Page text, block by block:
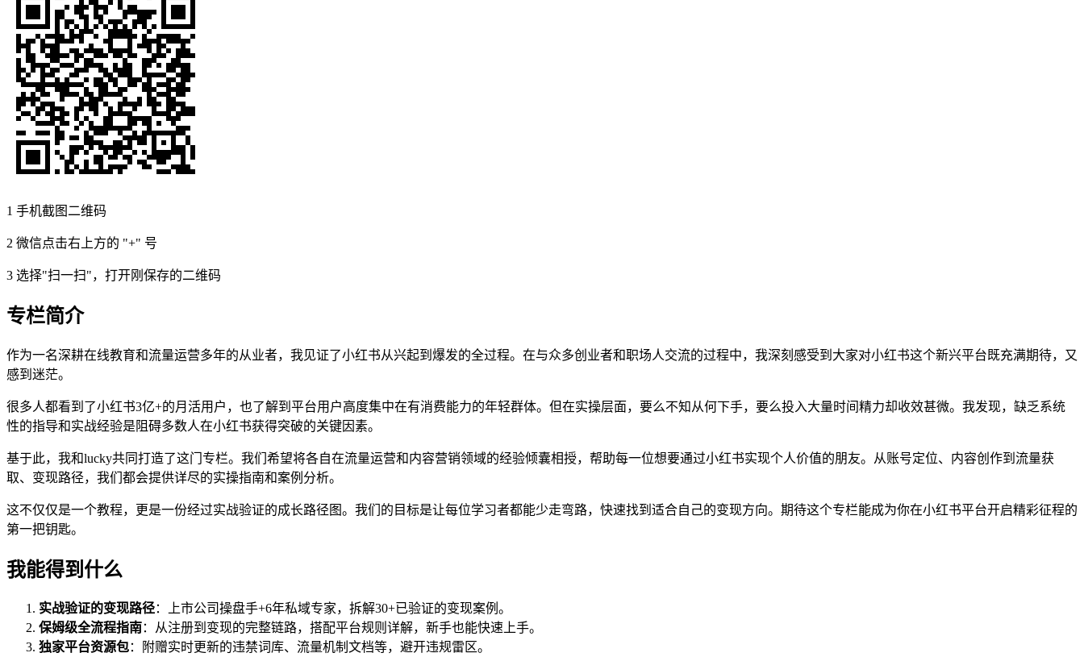
1 手机截图二维码
2 微信点击右上方的 "+" 号
3 选择"扫一扫"，打开刚保存的二维码
专栏简介
作为一名深耕在线教育和流量运营多年的从业者，我见证了小红书从兴起到爆发的全过程。在与众多创业者和职场人交流的过程中，我深刻感受到大家对小红书这个新兴平台既充满期待，又
感到迷茫。
很多人都看到了小红书3亿+的月活用户，也了解到平台用户高度集中在有消费能力的年轻群体。但在实操层面，要么不知从何下手，要么投入大量时间精力却收效甚微。我发现，缺乏系统
性的指导和实战经验是阻碍多数人在小红书获得突破的关键因素。
基于此，我和lucky共同打造了这门专栏。我们希望将各自在流量运营和内容营销领域的经验倾囊相授，帮助每一位想要通过小红书实现个人价值的朋友。从账号定位、内容创作到流量获
取、变现路径，我们都会提供详尽的实操指南和案例分析。
这不仅仅是一个教程，更是一份经过实战验证的成长路径图。我们的目标是让每位学习者都能少走弯路，快速找到适合自己的变现方向。期待这个专栏能成为你在小红书平台开启精彩征程的
第一把钥匙。
我能得到什么
实战验证的变现路径：上市公司操盘手+6年私域专家，拆解30+已验证的变现案例。
保姆级全流程指南：从注册到变现的完整链路，搭配平台规则详解，新手也能快速上手。
独家平台资源包：附赠实时更新的违禁词库、流量机制文档等，避开违规雷区。